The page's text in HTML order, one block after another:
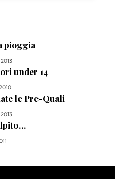
pioggia
under 14
le Pre-Quali